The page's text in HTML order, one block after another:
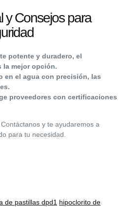
y Consejos para
potente y duradero, el
la mejor opción.
en el agua con precisión, las
proveedores con certificaciones
Contáctanos y te ayudaremos a
para tu necesidad.
de pastillas dpd1 hipoclorito de